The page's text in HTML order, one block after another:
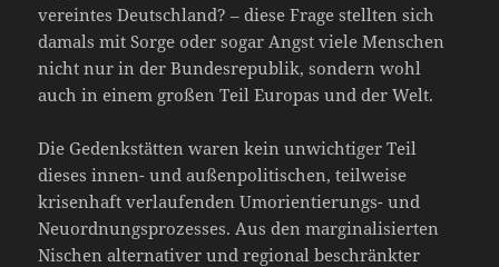
vereintes Deutschland? – diese Frage stellten sich
damals mit Sorge oder sogar Angst viele Menschen
nicht nur in der Bundesrepublik, sondern wohl
auch in einem großen Teil Europas und der Welt.
Die Gedenkstätten waren kein unwichtiger Teil
dieses innen- und außenpolitischen, teilweise
krisenhaft verlaufenden Umorientierungs- und
Neuordnungsprozesses. Aus den marginalisierten
Nischen alternativer und regional beschränkter